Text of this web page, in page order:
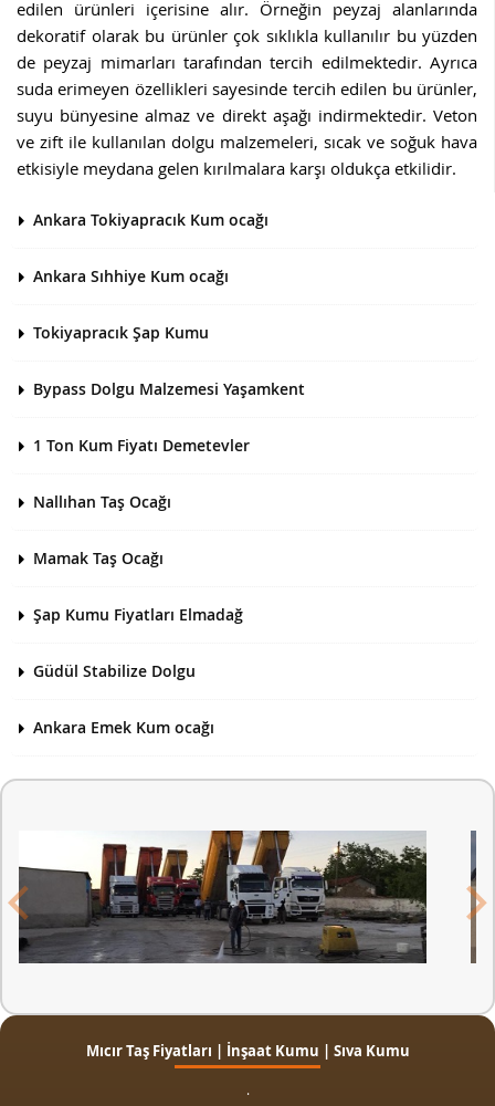
edilen ürünleri içerisine alır. Örneğin peyzaj alanlarında
dekoratif olarak bu ürünler çok sıklıkla kullanılır bu yüzden
de peyzaj mimarları tarafından tercih edilmektedir. Ayrıca
suda erimeyen özellikleri sayesinde tercih edilen bu ürünler,
suyu bünyesine almaz ve direkt aşağı indirmektedir. Veton
ve zift ile kullanılan dolgu malzemeleri, sıcak ve soğuk hava
etkisiyle meydana gelen kırılmalara karşı oldukça etkilidir.
Ankara Tokiyapracık Kum ocağı
Ankara Sıhhiye Kum ocağı
Tokiyapracık Şap Kumu
Bypass Dolgu Malzemesi Yaşamkent
1 Ton Kum Fiyatı Demetevler
Nallıhan Taş Ocağı
Mamak Taş Ocağı
Şap Kumu Fiyatları Elmadağ
Güdül Stabilize Dolgu
Ankara Emek Kum ocağı
Mıcır Taş Fiyatları | İnşaat Kumu | Sıva Kumu
.